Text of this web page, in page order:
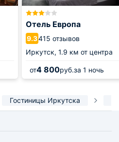
Отель Европа
9.3415 отзывов
Иркутск, 1.9 км от центра
от4 800руб.за 1 ночь
Гостиницы Иркутска